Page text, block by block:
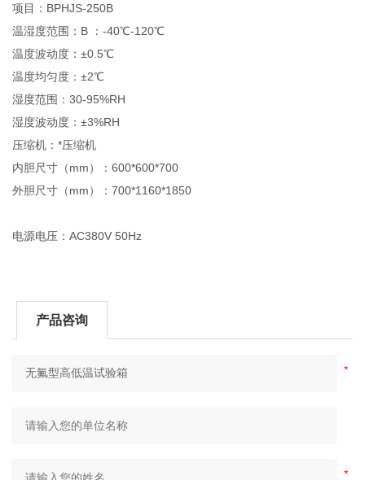
项目：BPHJS-250B
温湿度范围：B ：-40℃-120℃
温度波动度：±0.5℃
温度均匀度：±2℃
湿度范围：30-95%RH
湿度波动度：±3%RH
压缩机：*压缩机
内胆尺寸（mm）：600*600*700
外胆尺寸（mm）：700*1160*1850
电源电压：AC380V 50Hz
产品咨询